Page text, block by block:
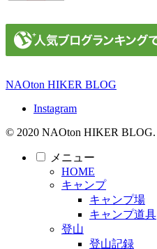
NAOton HIKER BLOG
Instagram
© 2020 NAOton HIKER BLOG.
メニュー
HOME
キャンプ
キャンプ場
キャンプ道具
登山
登山記録